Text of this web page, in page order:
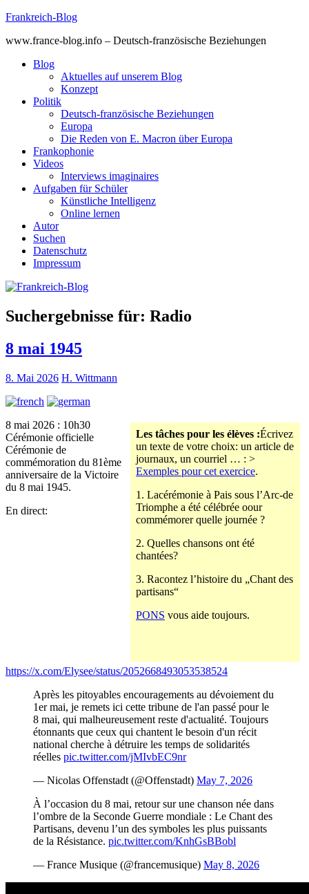
Skip
content
Frankreich-Blog
www.france-blog.info – Deutsch-französische Beziehungen
Blog
Aktuelles auf unserem Blog
Konzept
Politik
Deutsch-französische Beziehungen
Europa
Die Reden von E. Macron über Europa
Frankophonie
Videos
Interviews imaginaires
Aufgaben für Schüler
Künstliche Intelligenz
Online lernen
Autor
Suchen
Datenschutz
Impressum
Suchergebnisse für: Radio
8 mai 1945
8. Mai 2026 H. Wittmann
Les tâches pour les élèves :Écrivez
un texte de votre choix: un article de
journaux, un courriel … : >
Exemples pour cet exercice.
1. Lacérémonie à Pais sous l’Arc-de
Triomphe a été célébrée oour
commémorer quelle journée ?
2. Quelles chansons ont été
chantées?
3. Racontez l’histoire du „Chant des
partisans“
PONS vous aide toujours.
8 mai 2026 : 10h30
Cérémonie officielle
Cérémonie de
commémoration du 81ème
anniversaire de la Victoire
du 8 mai 1945.
En direct:
https://x.com/Elysee/status/2052668493053538524
Après les pitoyables encouragements au dévoiement du
1er mai, je remets ici cette tribune de l'an passé pour le
8 mai, qui malheureusement reste d'actualité. Toujours
étonnants que ceux qui chantent le besoin d'un récit
national cherche à détruire les temps de solidarités
réelles pic.twitter.com/jMIvbEC9nr
— Nicolas Offenstadt (@Offenstadt) May 7, 2026
À l’occasion du 8 mai, retour sur une chanson née dans
l’ombre de la Seconde Guerre mondiale : Le Chant des
Partisans, devenu l’un des symboles les plus puissants
de la Résistance. pic.twitter.com/KnhGsBBobl
— France Musique (@francemusique) May 8, 2026